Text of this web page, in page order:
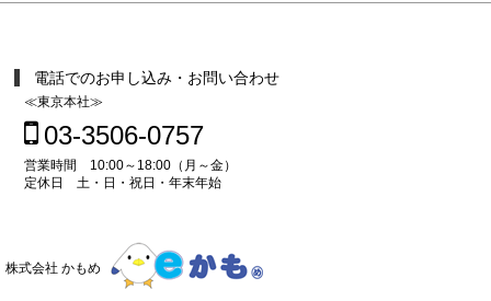
電話でのお申し込み・お問い合わせ
≪東京本社≫
03-3506-0757
営業時間 10:00～18:00（月～金）
定休日 土・日・祝日・年末年始
株式会社 かもめ